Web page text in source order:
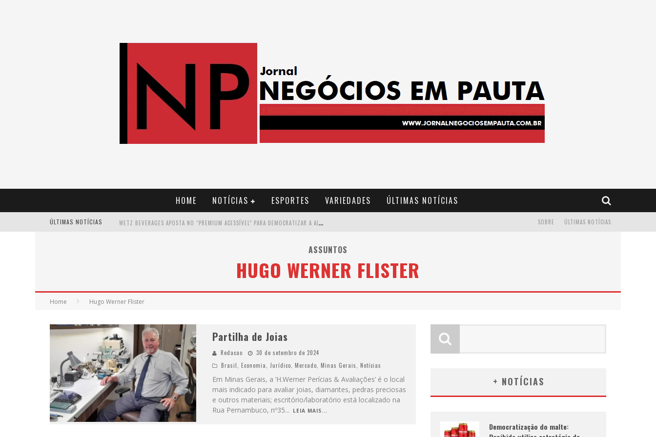
HOME NOTÍCIAS ESPORTES VARIEDADES ÚLTIMAS NOTÍCIAS
ÚLTIMAS NOTÍCIAS W
ETZ BEVERAGES APOSTA NO “PREMIUM ACESSÍVEL” PARA DEMOCRATIZAR A ALTA COQUETELARIA COM GARRAFAS DE 1 LITRO
C
OMO A CORTEX SEDUZIU GOOGLE, AWS E MCDONALD’S COM IA PARA O GO-TO-MARKET
ÚLTIMAS NOTÍCIAS
SOBRE
ASSUNTOS
HUGO WERNER FLISTER
Home Hugo Werner Flister
Partilha de Joias
Redacao
30 de setembro de 2024
Brasil
Economia Jurídico Mercado Minas Gerais Notícias
Em Minas Gerais, a ‘H.Werner Perícias & Avaliações’ é o local
mais indicado para avaliar joias, diamantes, pedras preciosas
e outros materiais; escritório/laboratório está localizado na
Rua Pernambuco, nº35... LEIA MAIS...
+ NOTÍCIAS
Democratização do malte: